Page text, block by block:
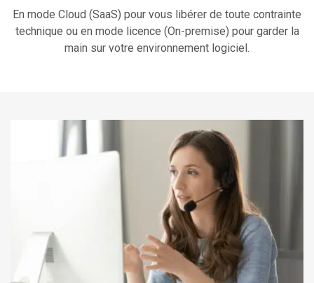
En mode Cloud (SaaS) pour vous libérer de toute contrainte
technique ou en mode licence (On-premise) pour garder la
main sur votre environnement logiciel.